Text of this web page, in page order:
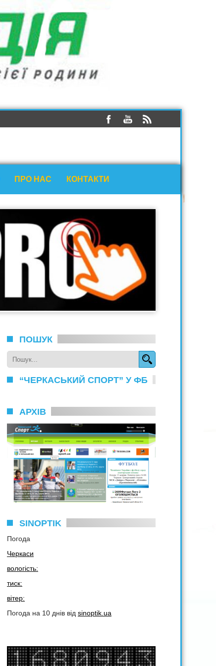
ПРО НАС КОНТАКТИ
ПОШУК
“ЧЕРКАСЬКИЙ СПОРТ” У ФБ
АРХІВ
SINOPTIK
Погода
Черкаси
вологість:
тиск:
вітер:
Погода на 10 днів від sinoptik.ua